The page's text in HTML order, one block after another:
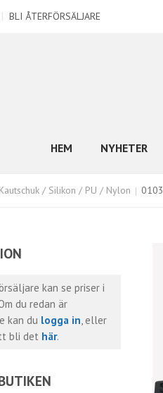
| BLI ÅTERFÖRSÄLJARE
HEM NYHETER
Kautschuk / Silikon / PU / Nylon 0103
kan se priser i
du redan är
kan du logga in, eller
bli det här.